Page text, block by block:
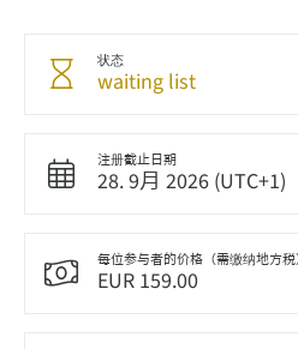
状态
waiting list
注册截止日期
28. 9月 2026 (UTC+1)
每位参与者的价格（需缴纳地方税
EUR 159.00